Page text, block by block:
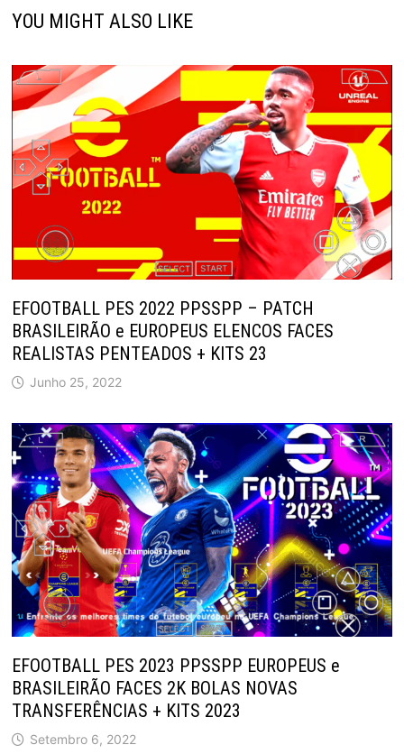
YOU MIGHT ALSO LIKE
EFOOTBALL PES 2022 PPSSPP – PATCH
BRASILEIRÃO e EUROPEUS ELENCOS FACES
REALISTAS PENTEADOS + KITS 23
Junho 25, 2022
EFOOTBALL PES 2023 PPSSPP EUROPEUS e
BRASILEIRÃO FACES 2K BOLAS NOVAS
TRANSFERÊNCIAS + KITS 2023
Setembro 6, 2022